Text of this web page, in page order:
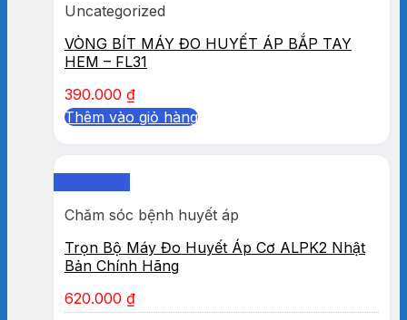
Uncategorized
VÒNG BÍT MÁY ĐO HUYẾT ÁP BẮP TAY
HEM – FL31
390.000 ₫
Thêm vào giỏ hàng
Chăm sóc bệnh huyết áp
Trọn Bộ Máy Đo Huyết Áp Cơ ALPK2 Nhật
Bản Chính Hãng
620.000 ₫